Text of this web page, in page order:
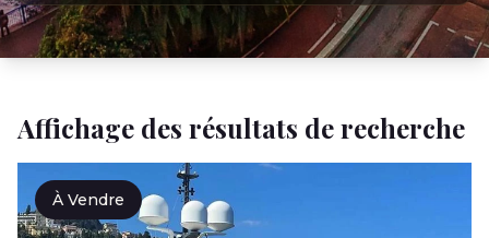
Affichage des résultats de recherche
À Vendre